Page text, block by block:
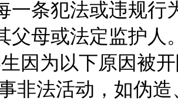
条犯法或违规行
父母或法定监护人
为以下原因被开
法活动，如伪造